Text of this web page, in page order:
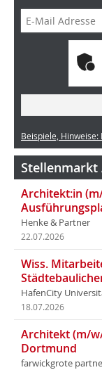
Beispiele,
Architekt:in
Henke & Partner
22.07.2026
Wiss.
HafenCity
18.07.2026
Architekt (m/
Dortmund
farwickgrote